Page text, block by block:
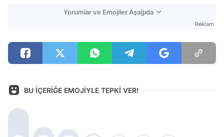
Yorumlar ve Emojiler Aşağıda
Reklam
BU İÇERİĞE EMOJİYLE TEPKİ VER!